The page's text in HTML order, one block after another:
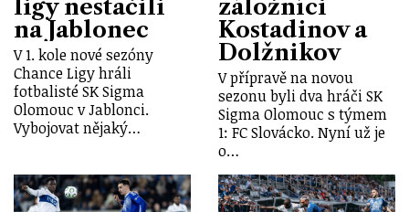
ligy nestačili
na Jablonec
V 1. kole nové sezóny
Chance Ligy hráli
fotbalisté SK Sigma
Olomouc v Jablonci.
Vybojovat nějaký…
záložníci
Kostadinov a
Dolžnikov
V přípravě na novou
sezonu byli dva hráči SK
Sigma Olomouc s týmem
1: FC Slovácko. Nyní už je
o…